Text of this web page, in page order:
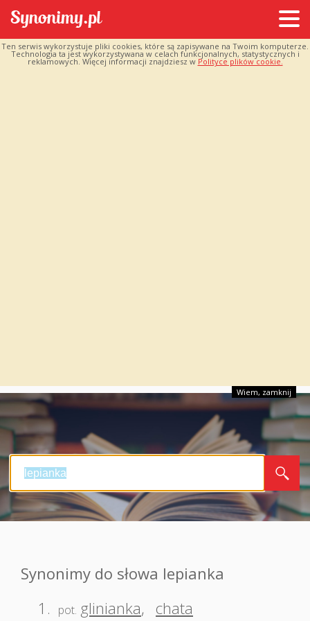
Ten serwis wykorzystuje pliki cookies, które są zapisywane na Twoim komputerze.
Technologia ta jest wykorzystywana w celach funkcjonalnych, statystycznych i
reklamowych. Więcej informacji znajdziesz w Polityce plików cookie.
Wiem, zamknij
Synonimy do słowa lepianka
1.
pot. glinianka, chata